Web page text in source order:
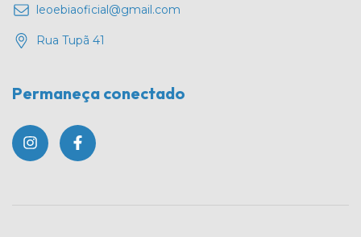
leoebiaoficial@gmail.com
Rua Tupã 41
Permaneça conectado